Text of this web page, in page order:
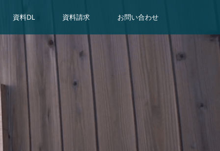
資料DL 資料請求 お問い合わせ